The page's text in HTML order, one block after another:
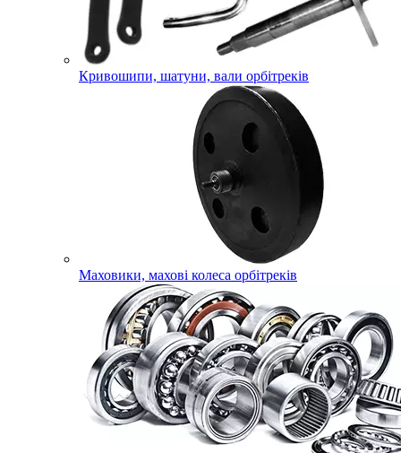
Кривошипи, шатуни, вали орбітреків
Маховики, махові колеса орбітреків